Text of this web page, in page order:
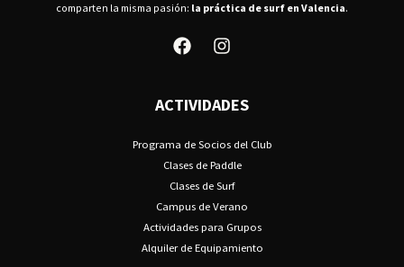
comparten la misma pasión: la práctica de surf en Valencia.
ACTIVIDADES
Programa de Socios del Club
Clases de Paddle
Clases de Surf
Campus de Verano
Actividades para Grupos
Alquiler de Equipamiento